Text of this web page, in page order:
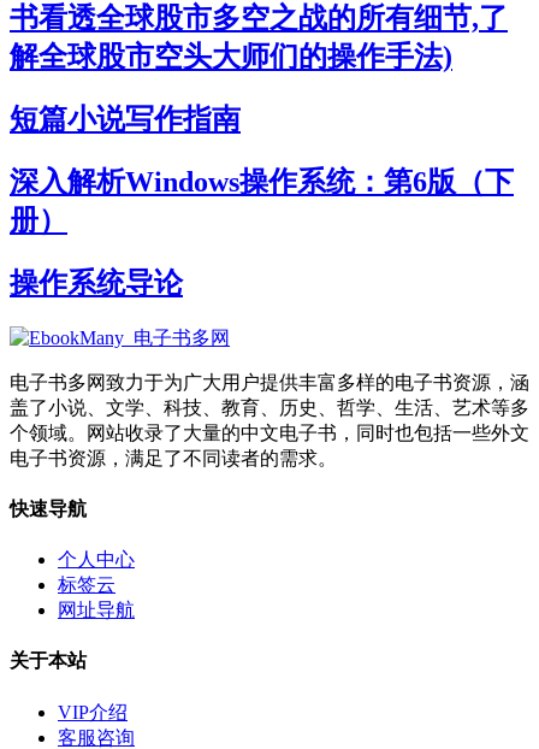
书看透全球股市多空之战的所有细节,了
解全球股市空头大师们的操作手法)
短篇小说写作指南
深入解析Windows操作系统：第6版（下
册）
操作系统导论
电子书多网致力于为广大用户提供丰富多样的电子书资源，涵
盖了小说、文学、科技、教育、历史、哲学、生活、艺术等多
个领域。网站收录了大量的中文电子书，同时也包括一些外文
电子书资源，满足了不同读者的需求。
快速导航
个人中心
标签云
网址导航
关于本站
VIP介绍
客服咨询